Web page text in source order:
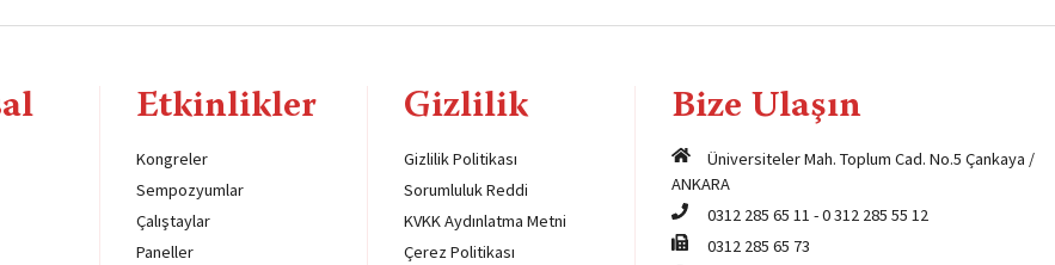
Etkinlikler
Kongreler
Sempozyumlar
Çalıştaylar
Paneller
Gizlilik
Gizlilik Politikası
Sorumluluk Reddi
KVKK Aydınlatma Metni
Çerez Politikası
Bize Ulaşın
Üniversiteler Mah. Toplum Cad. No.5 Çankaya /
ANKARA
0312 285 65 11 -0 312 285 55 12
0312 285 65 73